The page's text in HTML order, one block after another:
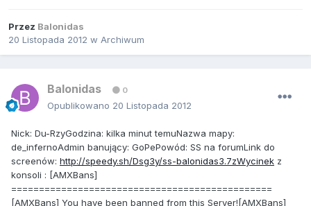
Przez Balonidas
20 Listopada 2012 w Archiwum
Balonidas 0
Opublikowano 20 Listopada 2012
Nick: Du-RzyGodzina: kilka minut temuNazwa mapy:
de_infernoAdmin banujący: GoPePowód: SS na forumLink do
screenów: http://speedy.sh/Dsg3y/ss-balonidas3.7zWycinek z
konsoli : [AMXBans]
===============================================
[AMXBans] You have been banned from this Server![AMXBans]